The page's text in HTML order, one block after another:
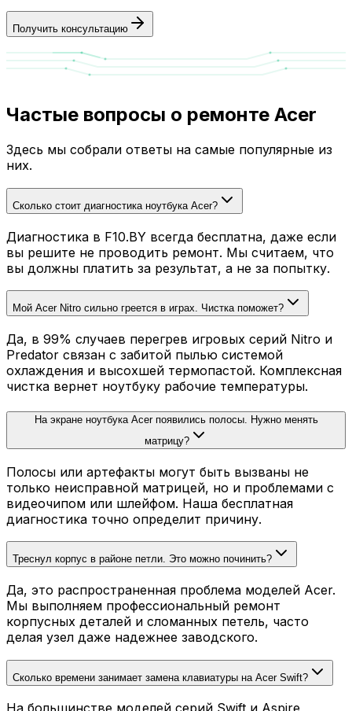
Получить консультацию
Частые вопросы о ремонте Acer
Здесь мы собрали ответы на самые популярные из
них.
Сколько стоит диагностика ноутбука Acer?
Диагностика в F10.BY всегда бесплатна, даже если
вы решите не проводить ремонт. Мы считаем, что
вы должны платить за результат, а не за попытку.
Мой Acer Nitro сильно греется в играх. Чистка поможет?
Да, в 99% случаев перегрев игровых серий Nitro и
Predator связан с забитой пылью системой
охлаждения и высохшей термопастой. Комплексная
чистка вернет ноутбуку рабочие температуры.
На экране ноутбука Acer появились полосы. Нужно менять
матрицу?
Полосы или артефакты могут быть вызваны не
только неисправной матрицей, но и проблемами с
видеочипом или шлейфом. Наша бесплатная
диагностика точно определит причину.
Треснул корпус в районе петли. Это можно починить?
Да, это распространенная проблема моделей Acer.
Мы выполняем профессиональный ремонт
корпусных деталей и сломанных петель, часто
делая узел даже надежнее заводского.
Сколько времени занимает замена клавиатуры на Acer Swift?